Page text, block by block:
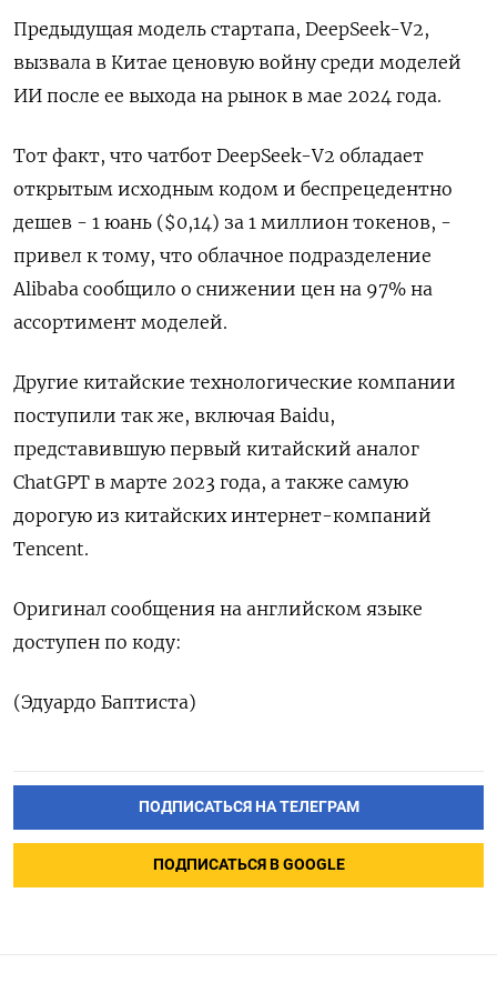
Предыдущая модель стартапа, DeepSeek-V2,
вызвала в Китае ценовую войну среди моделей
ИИ после ее выхода на рынок в мае 2024 года.
Тот факт, что чатбот DeepSeek-V2 обладает
открытым исходным кодом и беспрецедентно
дешев - 1 юань ($0,14) за 1 миллион токенов, -
привел к тому, что облачное подразделение
Alibaba сообщило о снижении цен на 97% на
ассортимент моделей.
Другие китайские технологические компании
поступили так же, включая Baidu,
представившую первый китайский аналог
ChatGPT в марте 2023 года, а также самую
дорогую из китайских интернет-компаний
Tencent.
Оригинал сообщения на английском языке
доступен по коду:
(Эдуардо Баптиста)
ПОДПИСАТЬСЯ НА ТЕЛЕГРАМ
ПОДПИСАТЬСЯ В GOOGLE